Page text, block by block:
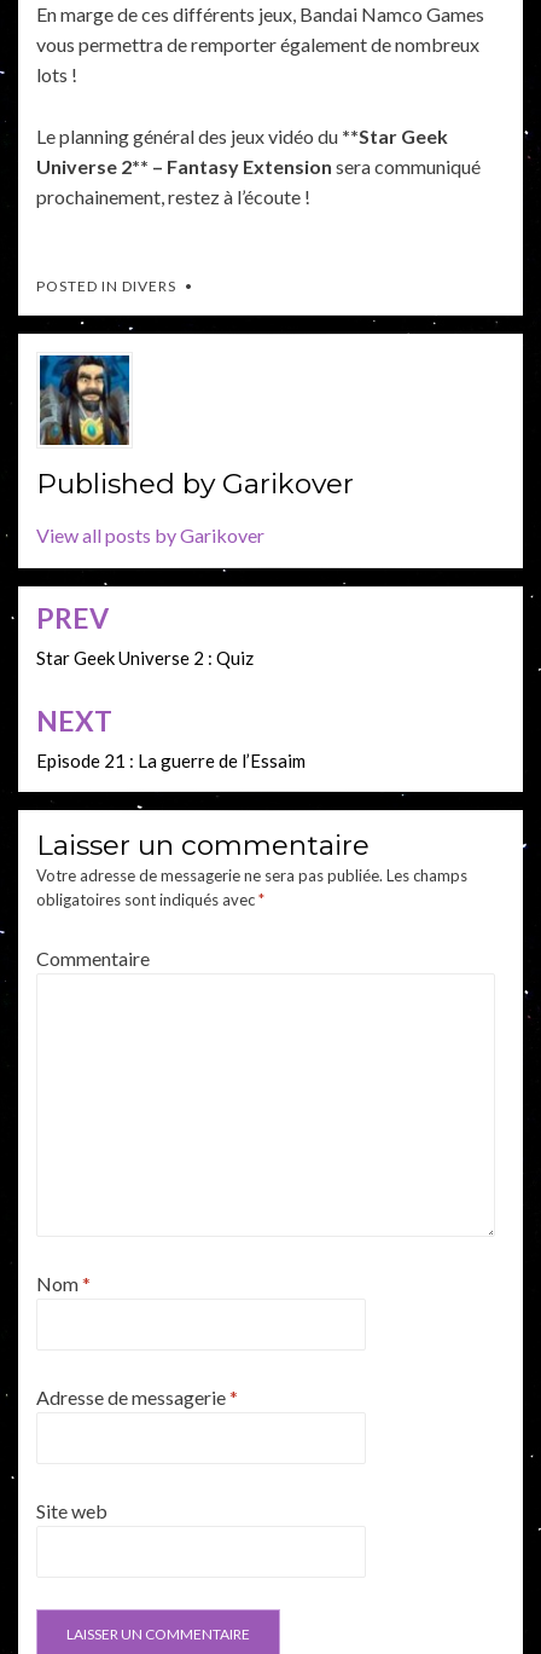
En marge de ces différents jeux, Bandai Namco Games
vous permettra de remporter également de nombreux
lots !
Le planning général des jeux vidéo du **Star Geek
Universe 2** – Fantasy Extension sera communiqué
prochainement, restez à l’écoute !
POSTED IN DIVERS
Published by Garikover
View all posts by Garikover
Navigation
de
l’article
PREV
Star Geek Universe 2 : Quiz
NEXT
Episode 21 : La guerre de l’Essaim
Laisser un commentaire
Votre adresse de messagerie ne sera pas publiée. Les champs
obligatoires sont indiqués avec*
Commentaire
Nom*
Adresse de messagerie*
Site web